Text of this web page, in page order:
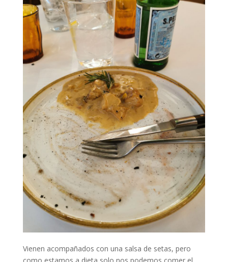
Vienen acompañados con una salsa de setas, pero